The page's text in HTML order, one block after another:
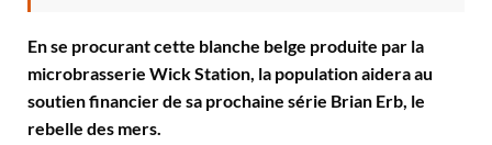
En se procurant cette blanche belge produite par la
microbrasserie Wick Station, la population aidera au
soutien financier de sa prochaine série Brian Erb, le
rebelle des mers.